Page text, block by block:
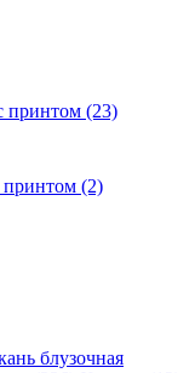
принтом (23)
принтом (2)
блузочная